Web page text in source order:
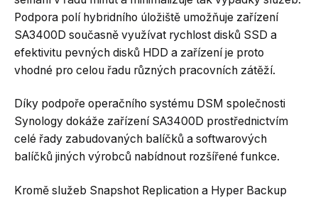
Podpora polí hybridního úložiště umožňuje zařízení
SA3400D současně využívat rychlost disků SSD a
efektivitu pevných disků HDD a zařízení je proto
vhodné pro celou řadu různých pracovních zátěží.
Díky podpoře operačního systému DSM společnosti
Synology dokáže zařízení SA3400D prostřednictvím
celé řady zabudovaných balíčků a softwarových
balíčků jiných výrobců nabídnout rozšířené funkce.
Kromě služeb Snapshot Replication a Hyper Backup